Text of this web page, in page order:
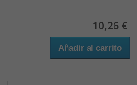
10,26 €
Añadir al carrito